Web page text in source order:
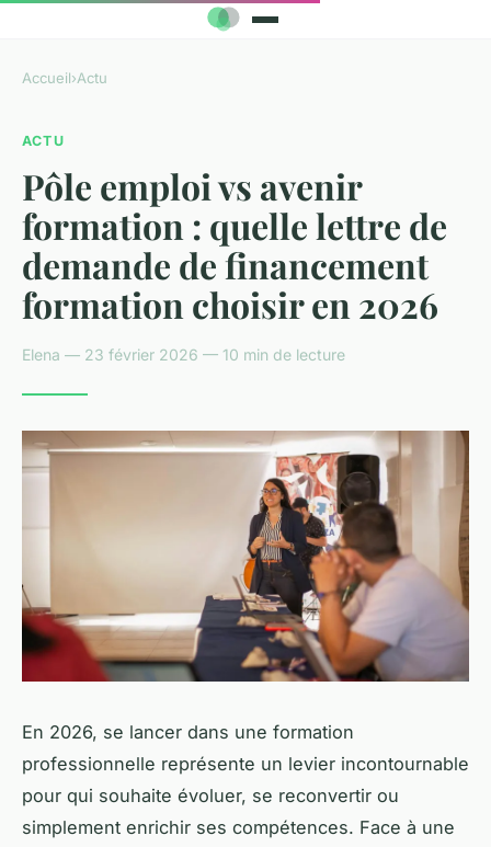
Accueil›Actu
ACTU
Pôle emploi vs avenir
formation : quelle lettre de
demande de financement
formation choisir en 2026
Elena — 23 février 2026 — 10 min de lecture
En 2026, se lancer dans une formation
professionnelle représente un levier incontournable
pour qui souhaite évoluer, se reconvertir ou
simplement enrichir ses compétences. Face à une